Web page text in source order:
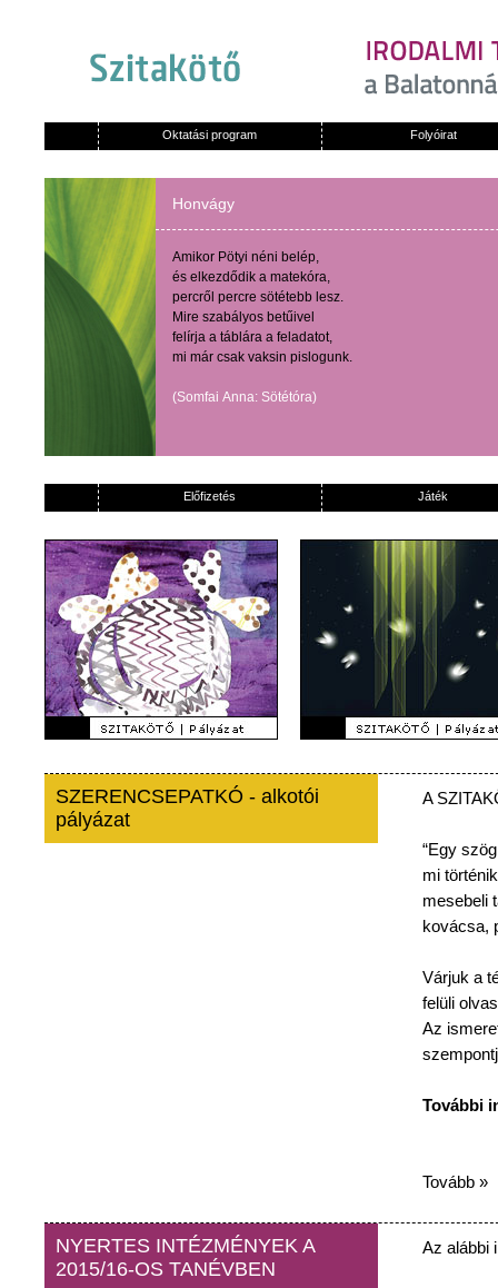
Oktatási program Folyóirat
Honvágy
Amikor Pötyi néni belép,
és elkezdődik a matekóra,
percről percre sötétebb lesz.
Mire szabályos betűivel
felírja a táblára a feladatot,
mi már csak vaksin pislogunk.
(Somfai Anna: Sötétóra)
Előfizetés Játék
SZERENCSEPATKÓ - alkotói
pályázat
A
“Egy szög
mi történik
mesebeli
kovácsa,
Várjuk a
felüli
Az
További
Tovább »
NYERTES INTÉZMÉNYEK A
2015/16-OS TANÉVBEN
Az alábbi